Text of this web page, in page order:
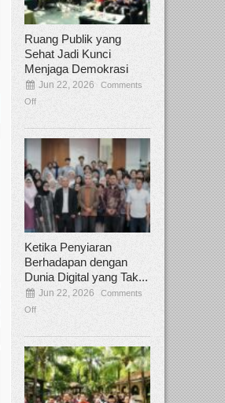
Tamee Irelly Menjadi Juri Open
Film Terbaru...
Sep 08, 2025 Comments Off
Bekasi, Broadcastmagz – Dalam upaya
Ruang Publik yang
Sehat Jadi Kunci
Menjaga Demokrasi
Jun 22, 2026
Comments
Off
Ketika Penyiaran
Berhadapan dengan
Dunia Digital yang Tak...
Jun 22, 2026
Comments
Off